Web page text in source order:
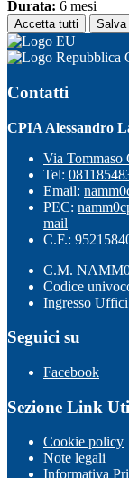
Durata: 6 mesi
Accetta tutti Salva
Contatti
CPIA Alessandro
Via Tommaso
Tel:
Email:
PEC:
mail
C.F.:
C.M.
Codice
Ingresso
Seguici su
Facebook
Sezione Link
Cookie policy
Note legali
Informativa